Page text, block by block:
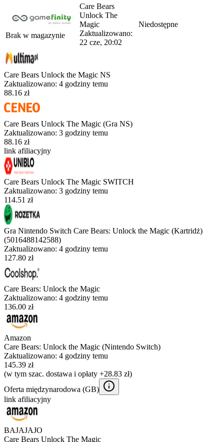
Brak w magazynie
Care Bears
Unlock The
Magic
Zaktualizowano:
22 cze, 20:02
Niedostępne
Care Bears Unlock the Magic NS
Zaktualizowano: 4 godziny temu
88.16 zł
Care Bears Unlock The Magic (Gra NS)
Zaktualizowano: 3 godziny temu
88.16 zł
link afiliacyjny
Care Bears Unlock The Magic SWITCH
Zaktualizowano: 3 godziny temu
114.51 zł
Gra Nintendo Switch Care Bears: Unlock the Magic (Kartridż)
(5016488142588)
Zaktualizowano: 4 godziny temu
127.80 zł
Care Bears: Unlock the Magic
Zaktualizowano: 4 godziny temu
136.00 zł
Amazon
Care Bears: Unlock the Magic (Nintendo Switch)
Zaktualizowano: 4 godziny temu
145.39 zł
(w tym szac. dostawa i opłaty +28.83 zł)
Oferta międzynarodowa (GB)
link afiliacyjny
BAJAJAJO
Care Bears Unlock The Magic